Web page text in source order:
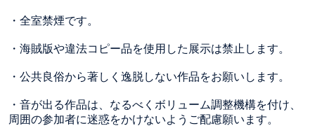
・全室禁煙です。
・海賊版や違法コピー品を使用した展示は禁止します。
・公共良俗から著しく逸脱しない作品をお願いします。
・音が出る作品は、なるべくボリューム調整機構を付け、
周囲の参加者に迷惑をかけないようご配慮願います。